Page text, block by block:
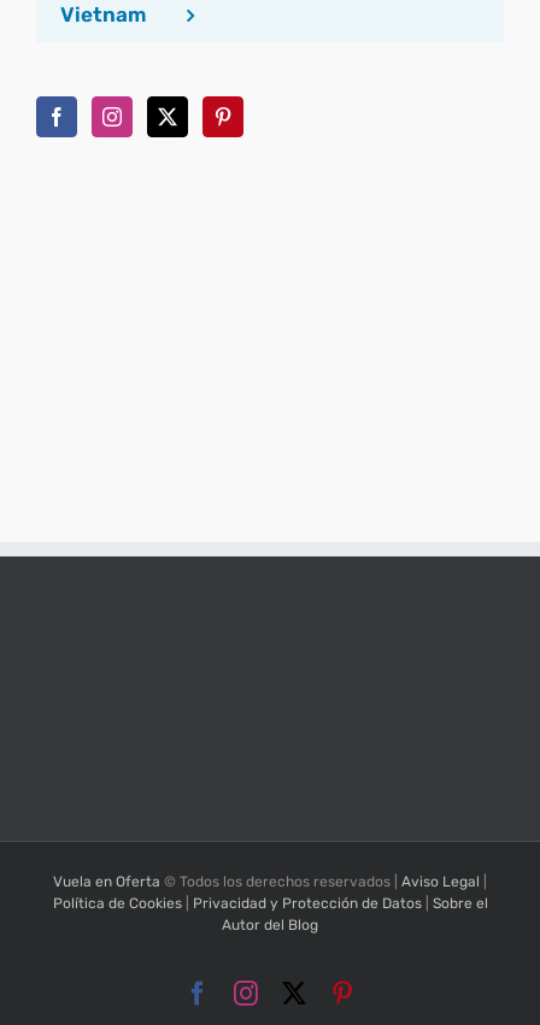
Vietnam
Vuela en Oferta © Todos los derechos reservados | Aviso Legal
Política de Cookies| Privacidad y Protección de Datos| Sobre el
Autor del Blog
Facebook
Instagram